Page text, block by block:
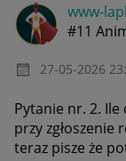
www-
#11
‎27-05-2026
Pytanie nr. 2.
przy zgłoszenie
teraz pisze że